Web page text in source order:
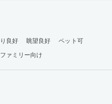
良好 眺望良好
ペット可
ファミリー向け